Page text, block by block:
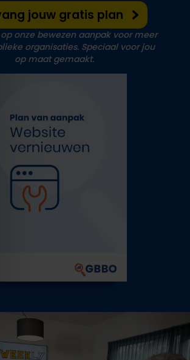
jouw gratis plan
onze bewezen aanpak voor meer
organisaties. Speciaal voor jou
op maat gemaakt.